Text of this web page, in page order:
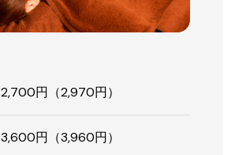
2,700円（2,970円）
3,600円（3,960円）